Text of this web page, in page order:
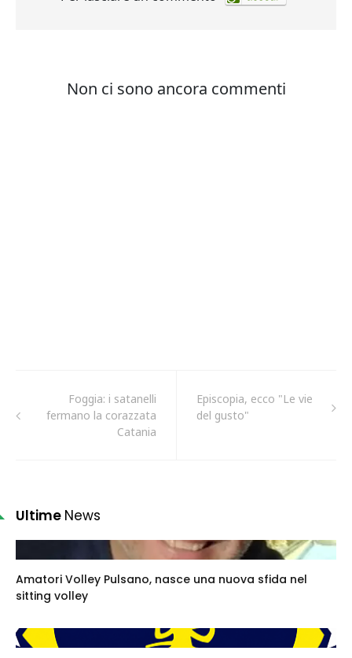
Foggia: i satanelli
fermano la corazzata
Catania
Episcopia, ecco "Le vie
del gusto"
Ultime News
Amatori Volley Pulsano, nasce una nuova sfida nel
sitting volley